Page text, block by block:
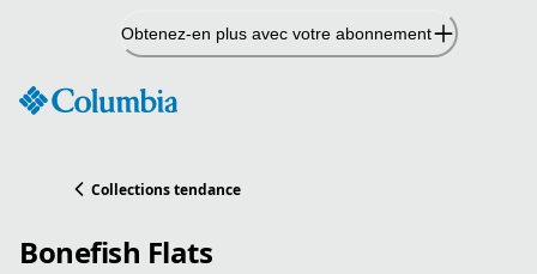
Obtenez-en plus avec votre abonnement
Collections tendance
Bonefish Flats